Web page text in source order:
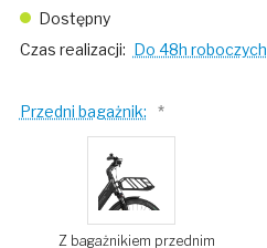
Dostępny
Czas realizacji: Do 48h roboczych
Przedni bagażnik: *
Z bagażnikiem przednim